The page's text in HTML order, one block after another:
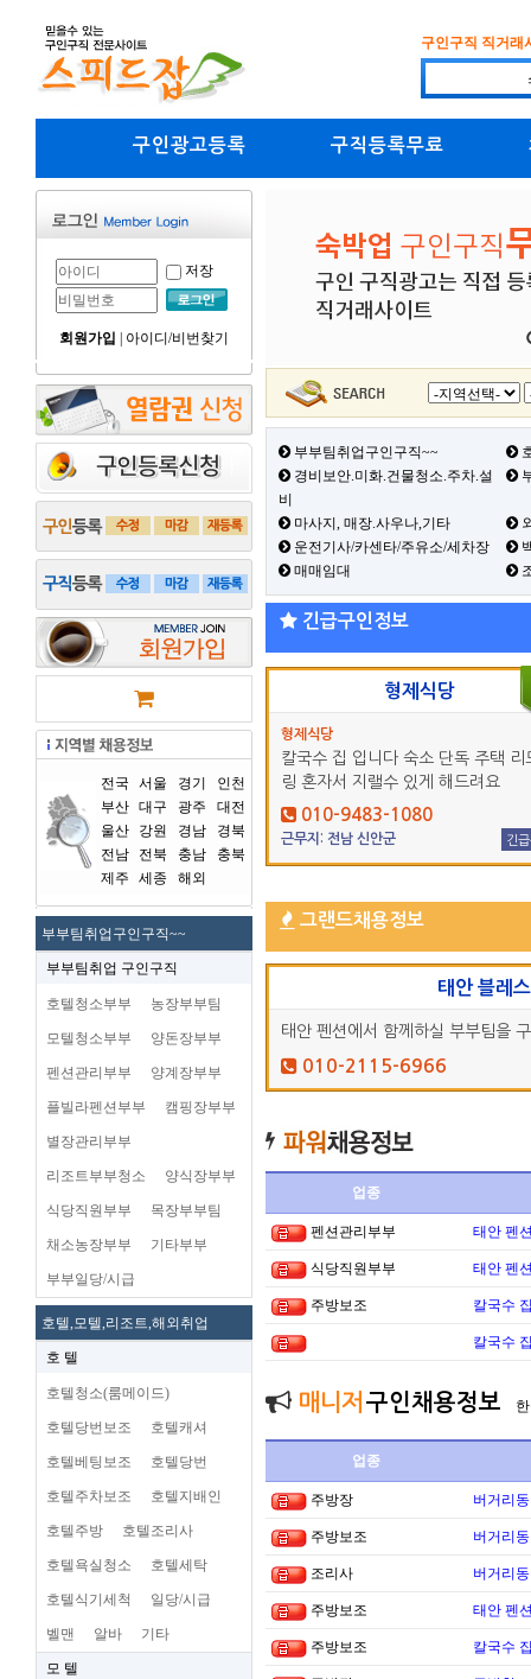
구인구직 직거래
구인광고등록 구직등록무료
저장
회원가입 아이디/비번찾기
전국 서울 경기
인천
부산 대구 광주
대전
울산
강원 경남
경북
전남
전북 충남
충북
제주
세종 해외
부부팀취업구인구직~~
부부팀취업 구인구직
호텔청소부부 농장부부팀
모텔청소부부 양돈장부부
펜션관리부부 양계장부부
플빌라펜션부부 캠핑장부부
별장관리부부
리조트부부청소 양식장부부
식당직원부부 목장부부팀
채소농장부부 기타부부
부부일당/시급
호텔,모텔,리조트,해외취업
호 텔
호텔청소(룸메이드)
호텔당번보조 호텔캐셔
호텔베팅보조 호텔당번
호텔주차보조 호텔지배인
호텔주방 호텔조리사
호텔욕실청소 호텔세탁
호텔식기세척 일당/시급
벨맨 알바 기타
모 텔
부부팀취업구인구직~~
경비보안.미화.건물청소.주차.설
비
마사지, 매장.사우나,기타
운전기사/카센타/주유소/세차장
매매임대
긴급구인정보
형제식당
형제식당
칼국수 집 입니다 숙소 단독 주택 리
링 혼자서 지랠수 있게 해드려요
010-9483-1080
근무지: 전남 신안군 긴
그랜드채용정보
태안 블레
태안 펜션에서 함께하실 부부팀을
010-2115-6966
업종
펜션관리부부 태안 펜
식당직원부부 태안 펜
주방보조 칼국수
칼국수
매니저 구인채용정보
업종
주방장 버거리
주방보조 버거리
조리사 버거리
주방보조 태안 펜
주방보조 칼국수